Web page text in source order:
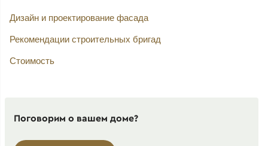
Дизайн и проектирование фасада
Рекомендации строительных бригад
Стоимость
Поговорим о вашем доме?